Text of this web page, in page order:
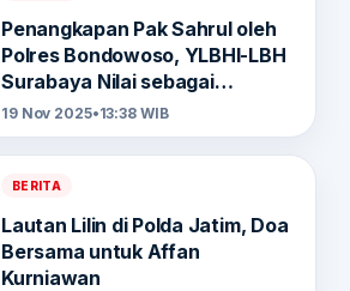
Penangkapan Pak Sahrul oleh
Polres Bondowoso, YLBHI-LBH
Surabaya Nilai sebagai
Penculikan
19 Nov 2025•13:38 WIB
BERITA
Lautan Lilin di Polda Jatim, Doa
Bersama untuk Affan
Kurniawan